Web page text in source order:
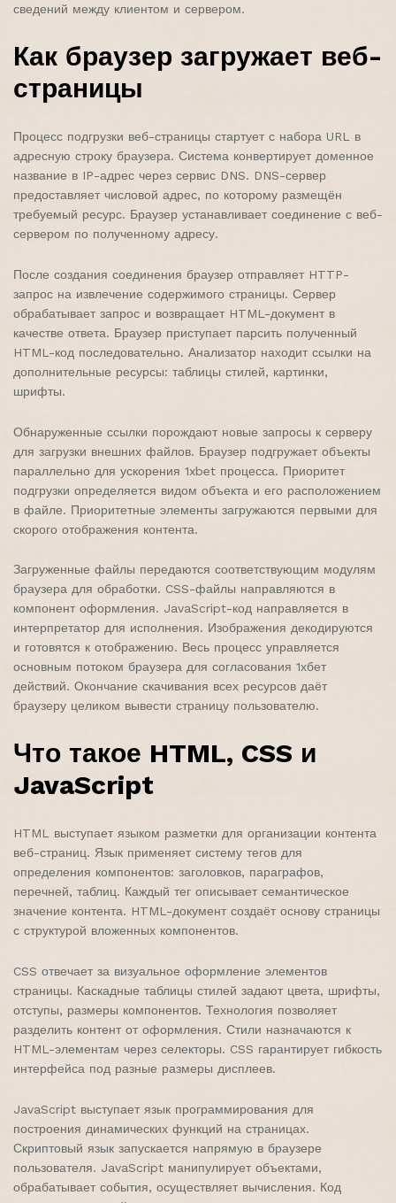
сведений между клиентом и сервером.
Как браузер загружает веб-
страницы
Процесс подгрузки веб-страницы стартует с набора URL в
адресную строку браузера. Система конвертирует доменное
название в IP-адрес через сервис DNS. DNS-сервер
предоставляет числовой адрес, по которому размещён
требуемый ресурс. Браузер устанавливает соединение с веб-
сервером по полученному адресу.
После создания соединения браузер отправляет HTTP-
запрос на извлечение содержимого страницы. Сервер
обрабатывает запрос и возвращает HTML-документ в
качестве ответа. Браузер приступает парсить полученный
HTML-код последовательно. Анализатор находит ссылки на
дополнительные ресурсы: таблицы стилей, картинки,
шрифты.
Обнаруженные ссылки порождают новые запросы к серверу
для загрузки внешних файлов. Браузер подгружает объекты
параллельно для ускорения 1xbet процесса. Приоритет
подгрузки определяется видом объекта и его расположением
в файле. Приоритетные элементы загружаются первыми для
скорого отображения контента.
Загруженные файлы передаются соответствующим модулям
браузера для обработки. CSS-файлы направляются в
компонент оформления. JavaScript-код направляется в
интерпретатор для исполнения. Изображения декодируются
и готовятся к отображению. Весь процесс управляется
основным потоком браузера для согласования 1хбет
действий. Окончание скачивания всех ресурсов даёт
браузеру целиком вывести страницу пользователю.
Что такое HTML, CSS и
JavaScript
HTML выступает языком разметки для организации контента
веб-страниц. Язык применяет систему тегов для
определения компонентов: заголовков, параграфов,
перечней, таблиц. Каждый тег описывает семантическое
значение контента. HTML-документ создаёт основу страницы
с структурой вложенных компонентов.
CSS отвечает за визуальное оформление элементов
страницы. Каскадные таблицы стилей задают цвета, шрифты,
отступы, размеры компонентов. Технология позволяет
разделить контент от оформления. Стили назначаются к
HTML-элементам через селекторы. CSS гарантирует гибкость
интерфейса под разные размеры дисплеев.
JavaScript выступает язык программирования для
построения динамических функций на страницах.
Скриптовый язык запускается напрямую в браузере
пользователя. JavaScript манипулирует объектами,
обрабатывает события, осуществляет вычисления. Код